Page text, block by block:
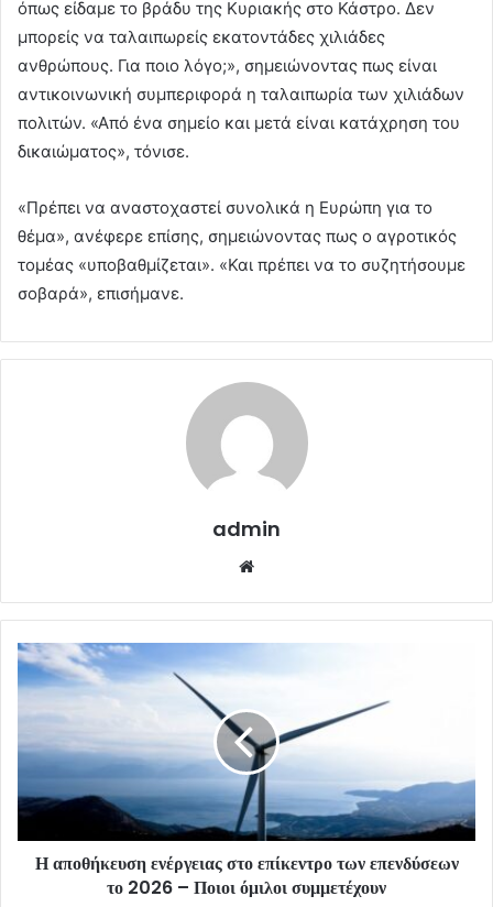
όπως είδαμε το βράδυ της Κυριακής στο Κάστρο. Δεν
μπορείς να ταλαιπωρείς εκατοντάδες χιλιάδες
ανθρώπους. Για ποιο λόγο;», σημειώνοντας πως είναι
αντικοινωνική συμπεριφορά η ταλαιπωρία των χιλιάδων
πολιτών. «Από ένα σημείο και μετά είναι κατάχρηση του
δικαιώματος», τόνισε.
«Πρέπει να αναστοχαστεί συνολικά η Ευρώπη για το
θέμα», ανέφερε επίσης, σημειώνοντας πως ο αγροτικός
τομέας «υποβαθμίζεται». «Και πρέπει να το συζητήσουμε
σοβαρά», επισήμανε.
admin
Η αποθήκευση ενέργειας στο επίκεντρο των επενδύσεων
το 2026 – Ποιοι όμιλοι συμμετέχουν